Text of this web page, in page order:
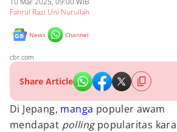
Fahrul Razi Uni Nurullah
News Channel
cbr.com
Share Article
Di Jepang, manga populer awam
mendapat pollingpopularitas